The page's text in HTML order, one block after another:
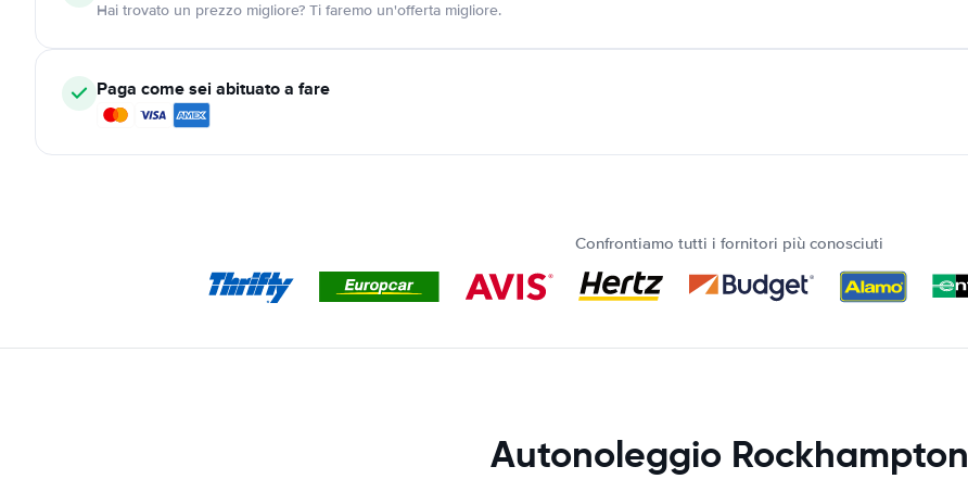
Hai trovato un prezzo migliore? Ti faremo un'offerta migliore.
Paga come sei abituato a fare
Confrontiamo tutti i fornitori più conosciuti
Autonoleggio Rockhampton